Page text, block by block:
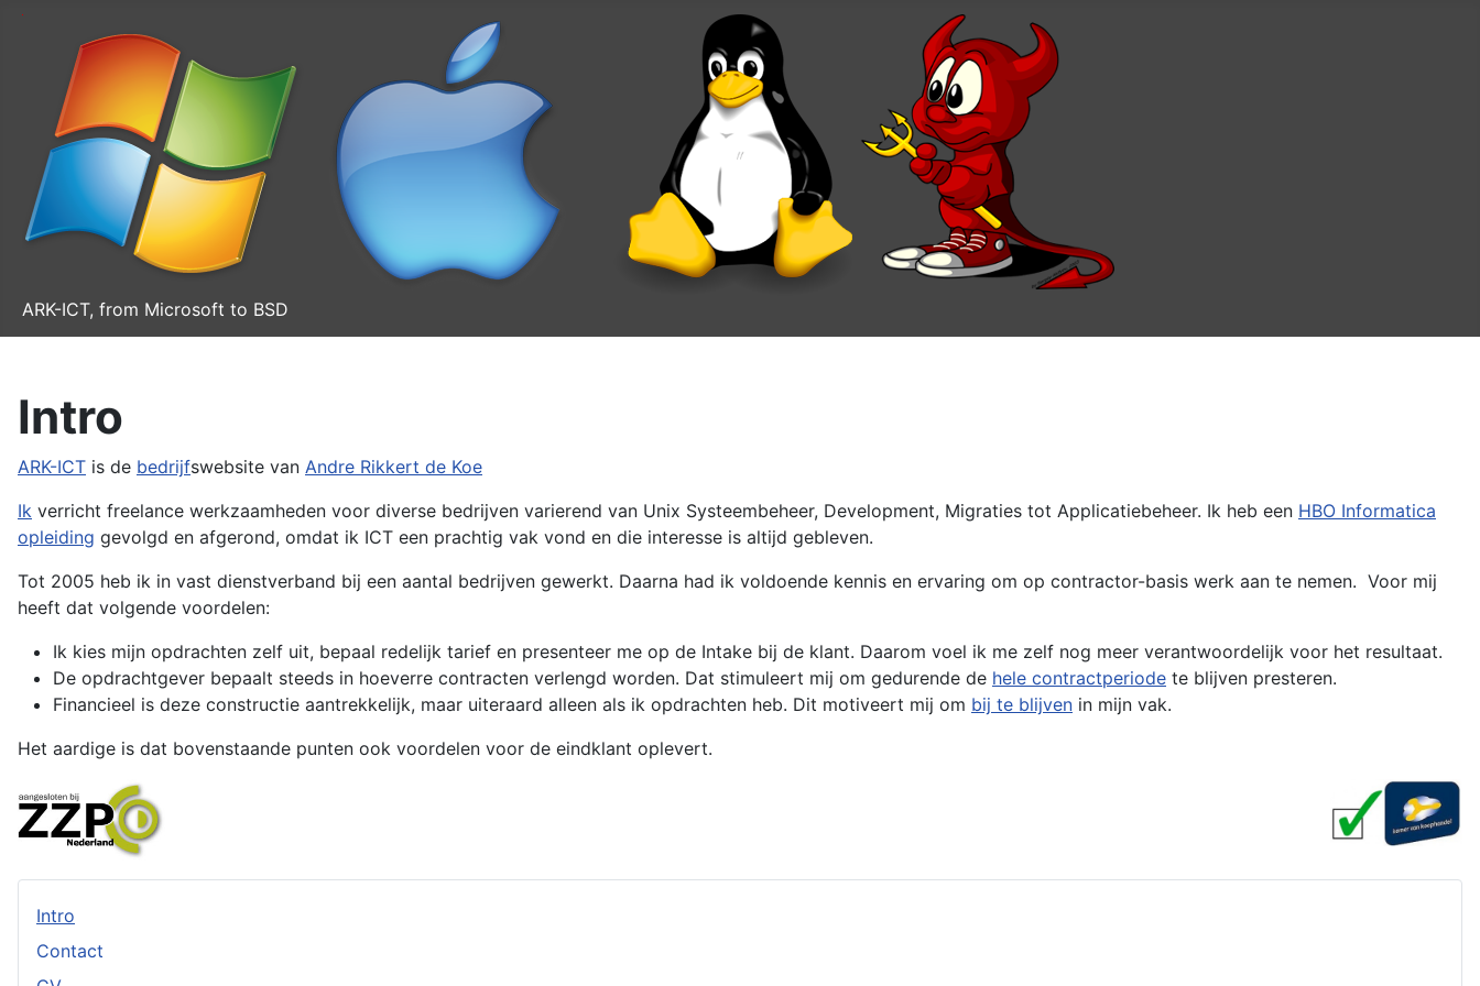
ARK-ICT, from Microsoft to BSD
Intro
Contact
Intro
ARK-ICT is de bedrijfswebsite van Andre Rikkert de Koe
Ik verricht freelance werkzaamheden voor diverse bedrijven varierend van Unix Systeembeheer, Development, Migraties tot Applicatiebeheer. Ik heb een HBO Informatica
opleiding gevolgd en afgerond, omdat ik ICT een prachtig vak vond en die interesse is altijd gebleven.
Tot 2005 heb ik in vast dienstverband bij een aantal bedrijven gewerkt. Daarna had ik voldoende kennis en ervaring om op contractor-basis werk aan te nemen. Voor mij
heeft dat volgende voordelen:
Ik kies mijn opdrachten zelf uit, bepaal redelijk tarief en presenteer me op de Intake bij de klant. Daarom voel ik me zelf nog meer verantwoordelijk voor het resultaat.
De opdrachtgever bepaalt steeds in hoeverre contracten verlengd worden. Dat stimuleert mij om gedurende de hele contractperiode te blijven presteren.
Financieel is deze constructie aantrekkelijk, maar uiteraard alleen als ik opdrachten heb. Dit motiveert mij om bij te blijven in mijn vak.
Het aardige is dat bovenstaande punten ook voordelen voor de eindklant oplevert.